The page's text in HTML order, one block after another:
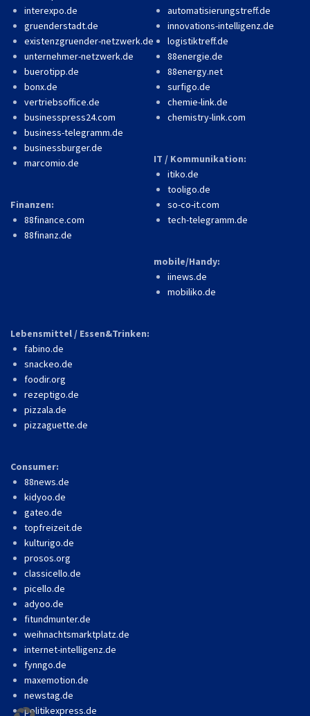
interexpo.de
gruenderstadt.de
existenzgruender-netzwerk.de
unternehmer-netzwerk.de
buerotipp.de
bonx.de
vertriebsoffice.de
businesspress24.com
business-telegramm.de
businessburger.de
marcomio.de
Finanzen:
88finance.com
88finanz.de
automatisierungstreff.de
innovations-intelligenz.de
logistiktreff.de
88energie.de
88energy.net
surfigo.de
chemie-link.de
chemistry-link.com
IT / Kommunikation:
itiko.de
tooligo.de
so-co-it.com
tech-telegramm.de
mobile/Handy:
iinews.de
mobiliko.de
Lebensmittel / Essen&Trinken:
fabino.de
snackeo.de
foodir.org
rezeptigo.de
pizzala.de
pizzaguette.de
Consumer:
88news.de
kidyoo.de
gateo.de
topfreizeit.de
kulturigo.de
prosos.org
classicello.de
picello.de
adyoo.de
fitundmunter.de
weihnachtsmarktplatz.de
internet-intelligenz.de
fynngo.de
maxemotion.de
newstag.de
politikexpress.de